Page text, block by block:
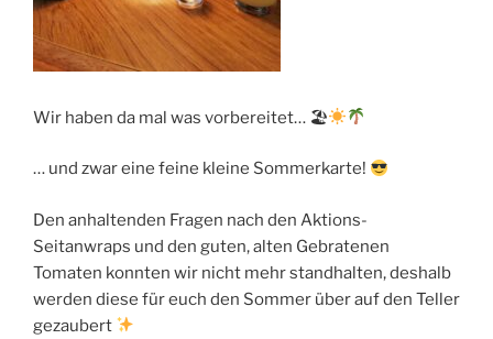
Wir haben da mal was vorbereitet… 🏖
… und zwar eine feine kleine Sommerkarte!
Den anhaltenden Fragen nach den Aktions-
Seitanwraps und den guten, alten Gebratenen
Tomaten konnten wir nicht mehr standhalten, deshalb
werden diese für euch den Sommer über auf den Teller
gezaubert